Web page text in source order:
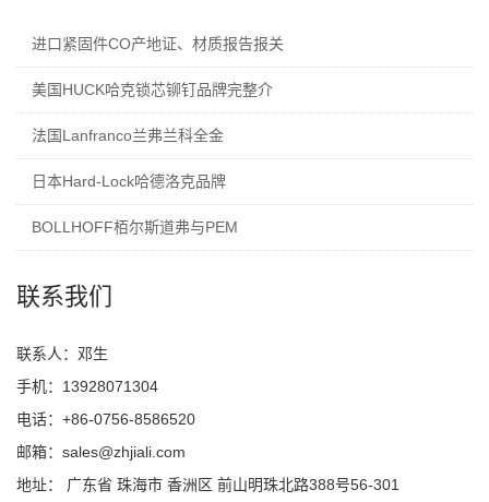
进口紧固件CO产地证、材质报告报关
美国HUCK哈克锁芯铆钉品牌完整介
法国Lanfranco兰弗兰科全金
日本Hard-Lock哈德洛克品牌
BOLLHOFF栢尔斯道弗与PEM
联系我们
联系人：邓生
手机：13928071304
电话：+86-0756-8586520
邮箱：sales@zhjiali.com
地址： 广东省 珠海市 香洲区 前山明珠北路388号56-301